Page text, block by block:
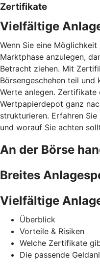
Zertifikate
Vielfältige
Wenn Sie eine
Marktphase anzulegen,
Betracht ziehen. Mit
Börsengeschehen teil und
Werte anlegen. Zertifikate
Wertpapierdepot ganz
strukturieren. Erfahren
und worauf Sie achten
An der Börse
Breites
Vielfältige
Überblick
Vorteile & Risiken
Welche Zertifikate
Die passende